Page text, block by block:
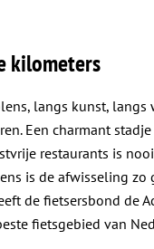
kilometers
langs kunst, langs
Een charmant
restaurants is
is de afwisseling zo
de fietsersbond de
fietsgebied van